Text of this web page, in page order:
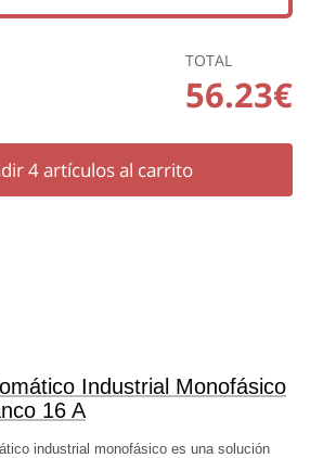
TOTAL
56.23€
4artículos al carrito
Industrial Monofásico
16 A
industrial monofásico es una solución